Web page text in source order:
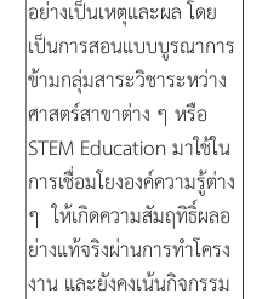
อย่างเป็นเหตุและผล โดย
เป็นการสอนแบบบูรณาการ
ข้ามกลุ่มสาระวิชาระหว่าง
ศาสตร์สาขาต่าง ๆ หรือ
STEM Education มาใช้ใน
การเชื่อมโยงองค์ความรู้ต่าง
ๆ ให้เกิดความสัมฤทิธิ์ผลอ
ย่างแท้จริงผ่านการทำโครง
งาน และยังคงเน้นกิจกรรม